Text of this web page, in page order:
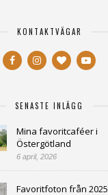
KONTAKTVÄGAR
SENASTE INLÄGG
Mina favoritcaféer i
Östergötland
6 april, 2026
Favoritfoton från 2025